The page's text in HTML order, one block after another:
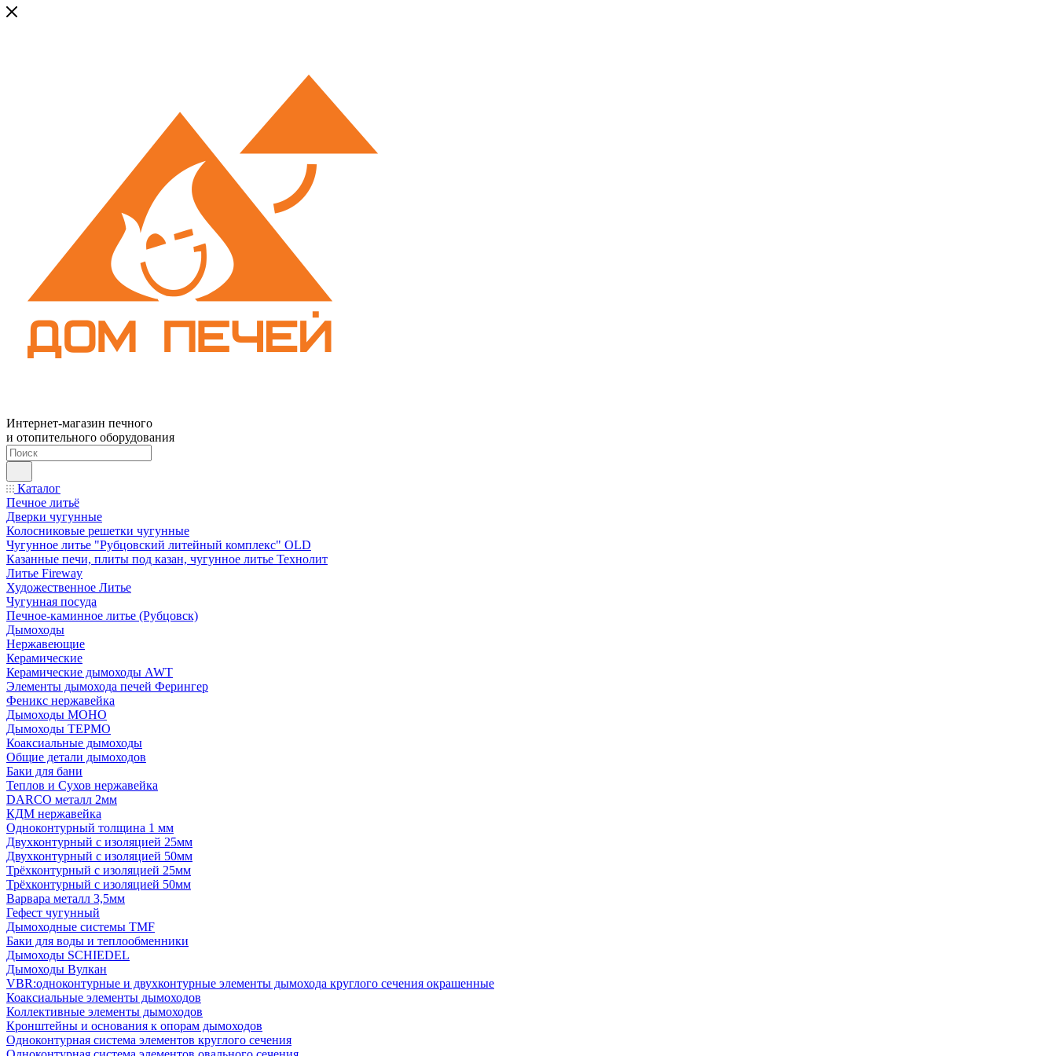
Интернет-магазин печного
и отопительного оборудования
Каталог
Печное литьё
Дверки чугунные
Колосниковые решетки чугунные
Чугунное литье "Рубцовский литейный комплекс" OLD
Казанные печи, плиты под казан, чугунное литье Технолит
Литье Fireway
Художественное Литье
Чугунная посуда
Печное-каминное литье (Рубцовск)
Дымоходы
Нержавеющие
Керамические
Керамические дымоходы AWT
Элементы дымохода печей Ферингер
Феникс нержавейка
Дымоходы МОНО
Дымоходы ТЕРМО
Коаксиальные дымоходы
Общие детали дымоходов
Баки для бани
Теплов и Сухов нержавейка
DARCO металл 2мм
КДМ нержавейка
Одноконтурный толщина 1 мм
Двухконтурный с изоляцией 25мм
Двухконтурный с изоляцией 50мм
Трёхконтурный с изоляцией 25мм
Трёхконтурный с изоляцией 50мм
Варвара металл 3,5мм
Гефест чугунный
Дымоходные системы TMF
Баки для воды и теплообменники
Дымоходы SCHIEDEL
Дымоходы Вулкан
VBR:одноконтурные и двухконтурные элементы дымохода круглого сечения окрашенные
Коаксиальные элементы дымоходов
Коллективные элементы дымоходов
Кронштейны и основания к опорам дымоходов
Одноконтурная система элементов круглого сечения